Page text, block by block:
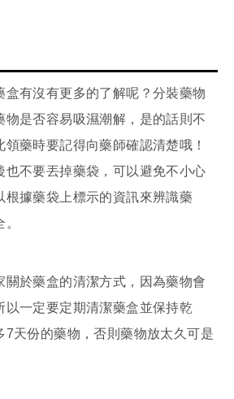
盒有沒有更多的了解呢？分裝藥物
物是否容易吸濕潮解，是的話則不
藥時要記得向藥師確認清楚哦！
也不要丟掉藥袋，可以避免不小心
根據藥袋上標示的資訊來辨識藥
關於藥盒的清潔方式，因為藥物會
以一定要定期清潔藥盒並保持乾
7天份的藥物，否則藥物放太久可是